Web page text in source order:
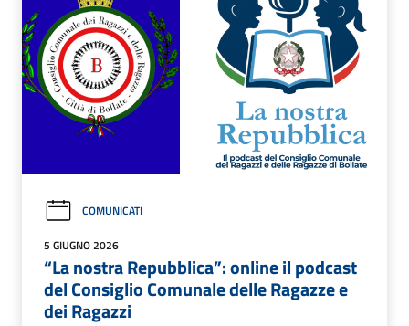
COMUNICATI
5 GIUGNO 2026
“La nostra Repubblica”: online il podcast
del Consiglio Comunale delle Ragazze e
dei Ragazzi